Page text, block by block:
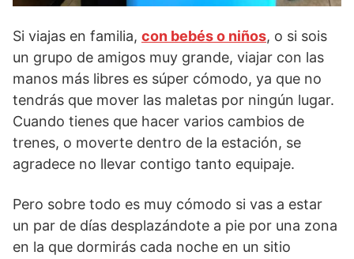
Si viajas en familia, con bebés o niños, o si sois
un grupo de amigos muy grande, viajar con las
manos más libres es súper cómodo, ya que no
tendrás que mover las maletas por ningún lugar.
Cuando tienes que hacer varios cambios de
trenes, o moverte dentro de la estación, se
agradece no llevar contigo tanto equipaje.
Pero sobre todo es muy cómodo si vas a estar
un par de días desplazándote a pie por una zona
en la que dormirás cada noche en un sitio